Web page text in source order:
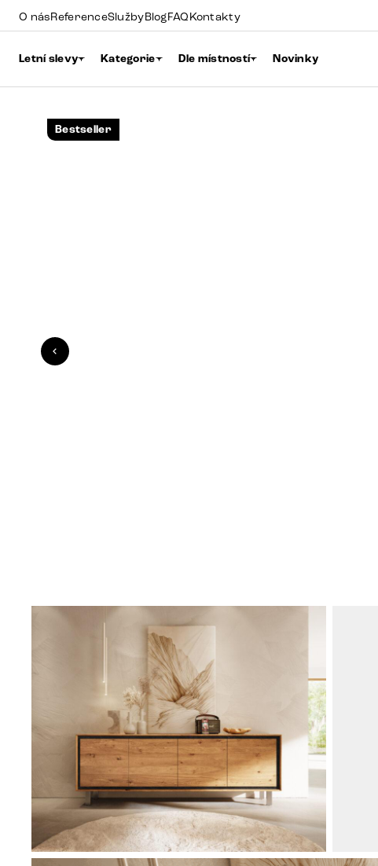
O násReferenceSlužbyBlogFAQKontakty
Letní slevy Kategorie Dle místností Novinky
Bestseller